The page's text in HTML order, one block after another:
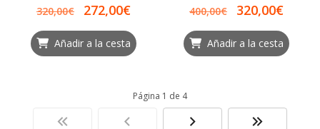
320,00€
272,00€
Añadir a la cesta
400,00€
320,00€
Añadir a la cesta
Página 1 de 4